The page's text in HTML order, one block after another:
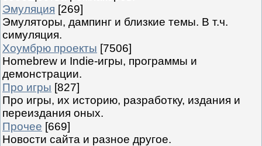
Эмуляция [269]
Эмуляторы, дампинг и близкие темы. В т.ч.
симуляция.
Хоумбрю проекты [7506]
Homebrew и Indie-игры, программы и
демонстрации.
Про игры [827]
Про игры, их историю, разработку, издания и
переиздания оных.
Прочее [669]
Новости сайта и разное другое.